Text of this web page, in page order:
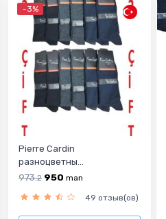
-3%
Pierre Cardin
разноцветны...
973.2 950 man
49 отзыв(ов)